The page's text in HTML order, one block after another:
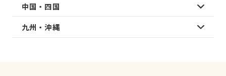
中国・四国
九州・沖縄